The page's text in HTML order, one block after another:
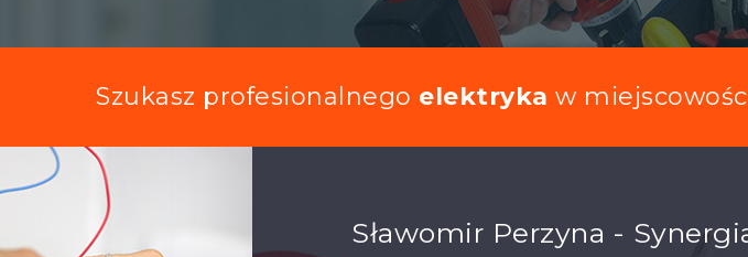
Szukasz profesionalnego elektryka w
Sławomir Perzyna -